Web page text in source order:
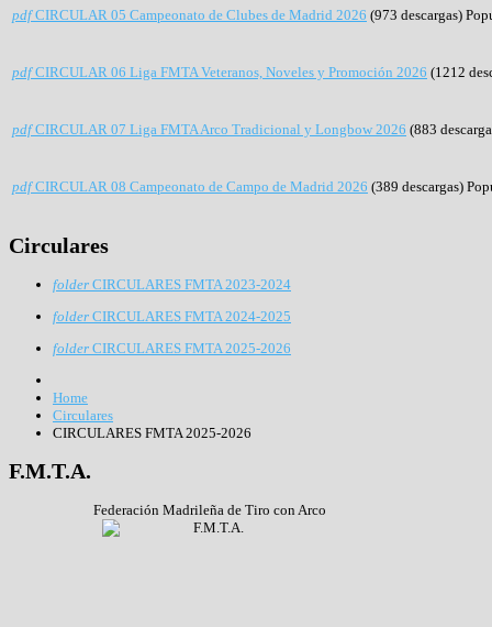
pdf CIRCULAR 05 Campeonato de Clubes de Madrid 2026 (973 descargas)
pdf CIRCULAR 06 Liga FMTA Veteranos, Noveles y Promoción 2026 (1212
pdf CIRCULAR 07 Liga FMTA Arco Tradicional y Longbow 2026 (883
pdf CIRCULAR 08 Campeonato de Campo de Madrid 2026 (389 descargas)
Circulares
folder CIRCULARES FMTA 2023-2024
folder CIRCULARES FMTA 2024-2025
folder CIRCULARES FMTA 2025-2026
Home
Circulares
CIRCULARES FMTA 2025-2026
F.M.T.A.
Federación Madrileña de Tiro con Arco